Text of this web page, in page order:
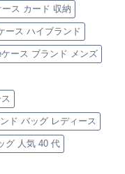
ース カード 収納
ース ハイブランド
ケース ブランド メンズ
ド バッグ レディース
グ 人気 40 代